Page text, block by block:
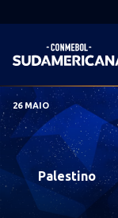
para
conteúdo
principal
Sudamericana
Mega
Navigation
26 MAIO
Palestino